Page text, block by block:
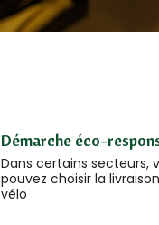
Démarche éco-
Dans certains secteurs,
pouvez choisir la
vélo